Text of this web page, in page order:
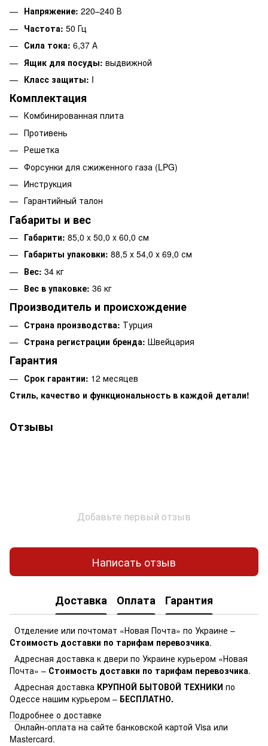
Напряжение: 220–240 В
Частота: 50 Гц
Сила тока: 6,37 А
Ящик для посуды: выдвижной
Класс защиты: I
Комплектация
Комбинированная плита
Противень
Решетка
Форсунки для сжиженного газа (LPG)
Инструкция
Гарантийный талон
Габариты и вес
Габарити: 85,0 x 50,0 x 60,0 см
Габариты упаковки: 88,5 х 54,0 х 69,0 см
Вес: 34 кг
Вес в упаковке: 36 кг
Производитель и происхождение
Страна производства: Турция
Страна регистрации бренда: Швейцария
Гарантия
Срок гарантии: 12 месяцев
Стиль, качество и функциональность в каждой детали!
Отзывы
Добавьте первый отзыв
Написать отзыв
Доставка Оплата Гарантия
Отделение или почтомат «Новая Почта» по Украине –
Стоимость доставки по тарифам перевозчика.
Адресная доставка к двери по Украине курьером «Новая
Почта» – Стоимость доставки по тарифам перевозчика.
Адресная доставка КРУПНОЙ БЫТОВОЙ ТЕХНИКИ по
Одессе нашим курьером – БЕСПЛАТНО.
Подробнее о доставке
Онлайн-оплата на сайте банковской картой Visa или
Mastercard.